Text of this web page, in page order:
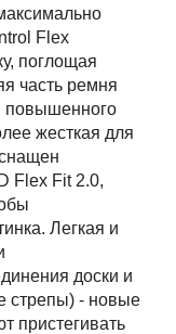
Flex
поглощая
часть ремня
повышенного
жесткая для
Flex Fit 2.0,
Легкая и
доски и
стрепы) - новые
пристегивать